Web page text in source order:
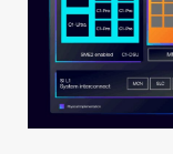
HAKU